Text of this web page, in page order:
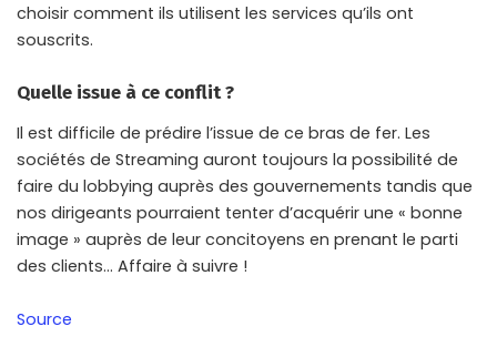
choisir comment ils utilisent les services qu’ils ont
souscrits.
Quelle issue à ce conflit ?
Il est difficile de prédire l’issue de ce bras de fer. Les
sociétés de Streaming auront toujours la possibilité de
faire du lobbying auprès des gouvernements tandis que
nos dirigeants pourraient tenter d’acquérir une « bonne
image » auprès de leur concitoyens en prenant le parti
des clients… Affaire à suivre !
Source